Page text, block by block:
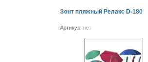
Зонт пляжный Релакс D-180
Артикул: нет